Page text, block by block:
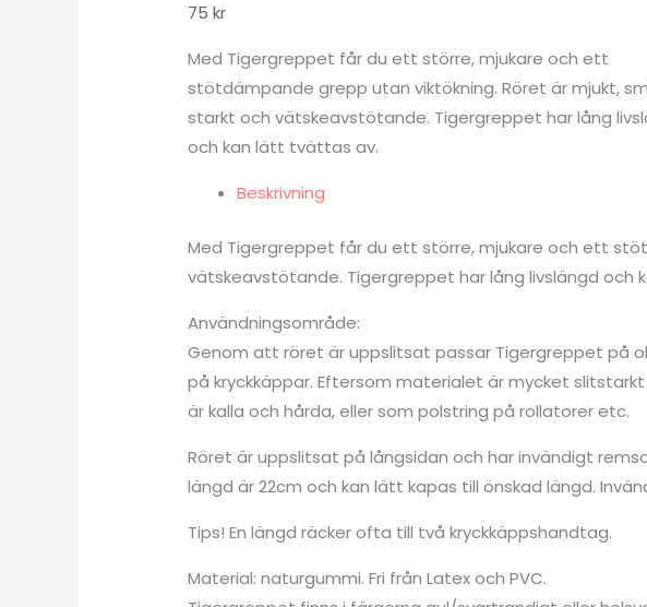
75kr
Med Tigergreppet får du ett större, mjukare och ett
stötdämpande grepp utan viktökning. Röret är mjukt,
starkt och vätskeavstötande. Tigergreppet har lång
och kan lätt tvättas av.
Beskrivning
Med Tigergreppet får du ett större, mjukare och ett
vätskeavstötande. Tigergreppet har lång livslängd och
Användningsområde:
Genom att röret är uppslitsat passar Tigergreppet på
på kryckkäppar. Eftersom materialet är mycket
är kalla och hårda, eller som polstring på rollatorer etc.
Röret är uppslitsat på långsidan och har invändigt
längd är 22cm och kan lätt kapas till önskad längd.
Tips! En längd räcker ofta till två kryckkäppshandtag.
Material: naturgummi. Fri från Latex och PVC.